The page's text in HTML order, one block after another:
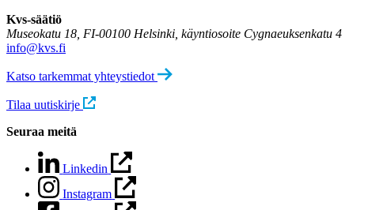
Kvs-säätiö
Museokatu 18, FI-00100 Helsinki, käyntiosoite Cygnaeuksenkatu 4
info@kvs.fi
Katso tarkemmat yhteystiedot
Tilaa uutiskirje
Seuraa meitä
Linkedin
Instagram